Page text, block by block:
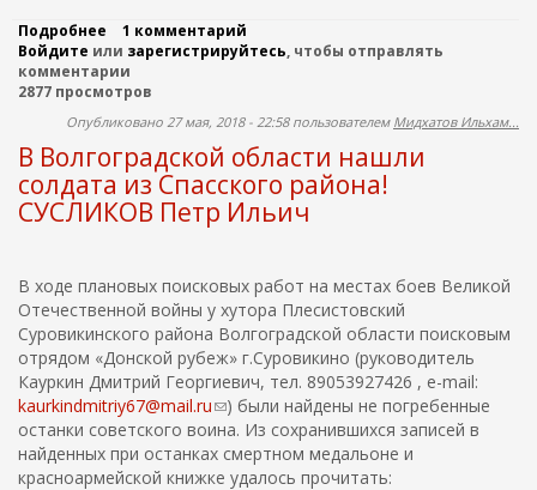
Подробнее
И
Щ
Е
М
Е
С
Т
О
А
С
Т
Р
О
Ф
Ы
С
А
М
1 комментарий
Войдите или зарегистрируйтесь, чтобы отправлять
комментарии
2877 просмотров
Опубликовано 27 мая, 2018 - 22:58 пользователем Мидхатов Ильхам...
В Волгоградской области нашли
солдата из Спасского района!
СУСЛИКОВ Петр Ильич
В ходе плановых поисковых работ на местах боев Великой
Отечественной войны у хутора Плесистовский
Суровикинского района Волгоградской области поисковым
отрядом «Донской рубеж» г.Суровикино (руководитель
Кауркин Дмитрий Георгиевич, тел. 89053927426 , e-mail:
kaurkindmitriy67@mail.ru(
с
с
ы
) были найдены не погребенные
останки советского воина. Из сохранившихся записей в
найденных при останках смертном медальоне и
красноармейской книжке удалось прочитать: